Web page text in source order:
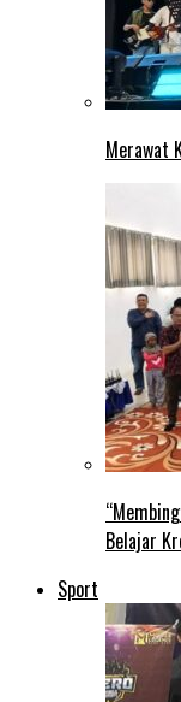
Merawat
Belajar
Sport